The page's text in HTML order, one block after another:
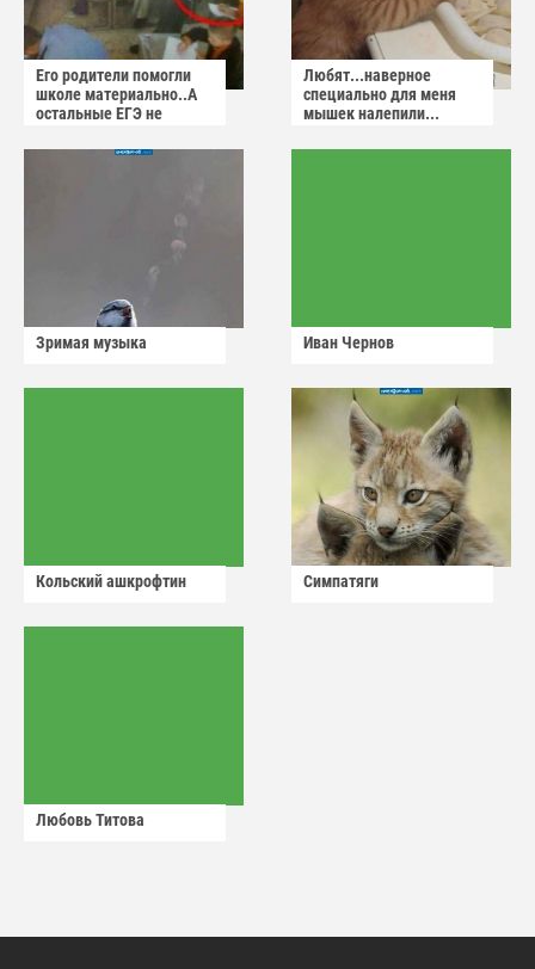
Его родители помогли
школе материально..А
остальные ЕГЭ не
Любят...наверное
специально для меня
мышек налепили...
Зримая музыка Иван Чернов
Кольский ашкрофтин Симпатяги
Любовь Титова